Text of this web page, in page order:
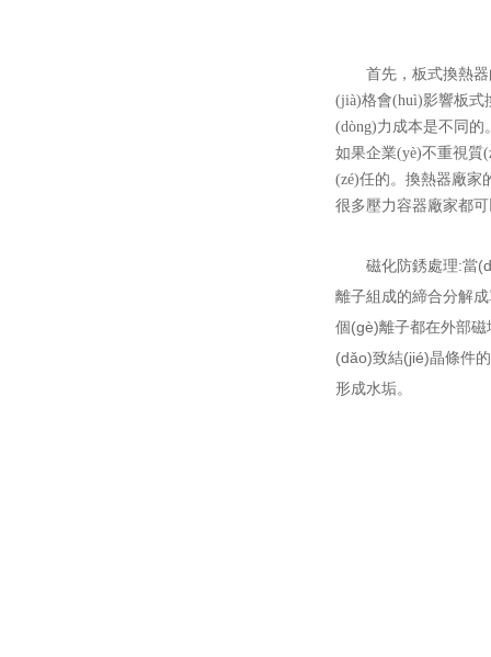
首先，板式換熱
(jià)格會(huì)影響板式
(dòng)力成本是不同的
如果企業(yè)不重視質
(zé)任的。換熱器廠家
很多壓力容器廠家都可
磁化防銹處理:當
離子組成的締合分解成
個(gè)離子都在外部
(dǎo)致結(jié)晶條件的
形成水垢。